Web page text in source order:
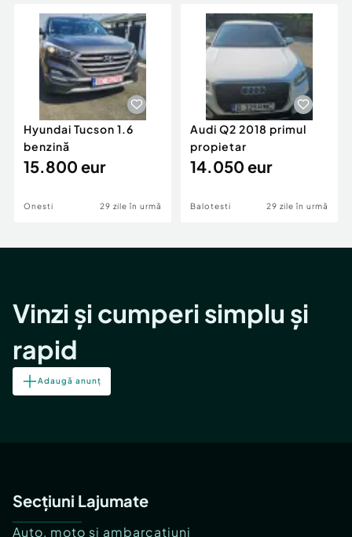
Servicii
Animale de companie
Afaceri și echipamente profesionale
Inchiriere Bunuri si Vehicule
Utilaje agricole si industriale
Piese auto si accesorii
Dacia Duster
Hyundai Tucson 1.6
benzină
15.800 eur
Onesti 29 zile în urmă
Audi Q2 2018 primul
propietar
14.050 eur
Balotesti 29 zile în urmă
Vinzi și cumperi simplu și
rapid
Adaugă anunț
Secțiuni Lajumate
Auto, moto și ambarcațiuni